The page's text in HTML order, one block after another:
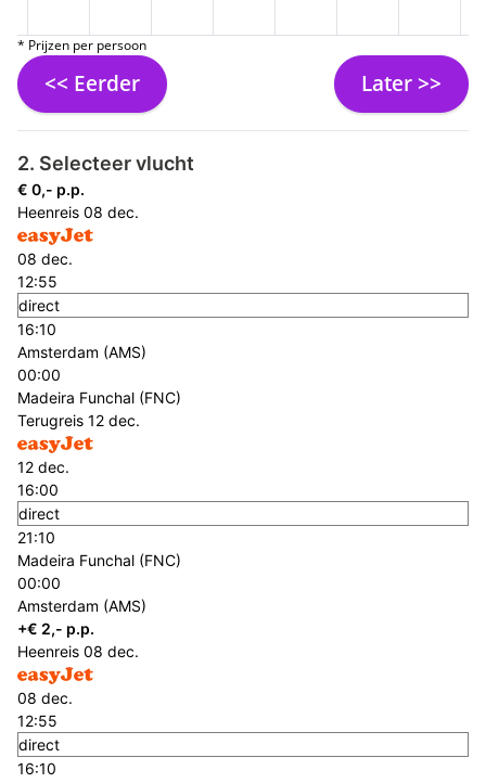
* Prijzen per persoon
<< Eerder Later >>
2. Selecteer vlucht
€ 0,- p.p.
Heenreis 08 dec.
08 dec.
12:55
direct
16:10
Amsterdam (AMS)
00:00
Madeira Funchal (FNC)
Terugreis 12 dec.
12 dec.
16:00
direct
21:10
Madeira Funchal (FNC)
00:00
Amsterdam (AMS)
+€ 2,- p.p.
Heenreis 08 dec.
08 dec.
12:55
direct
16:10